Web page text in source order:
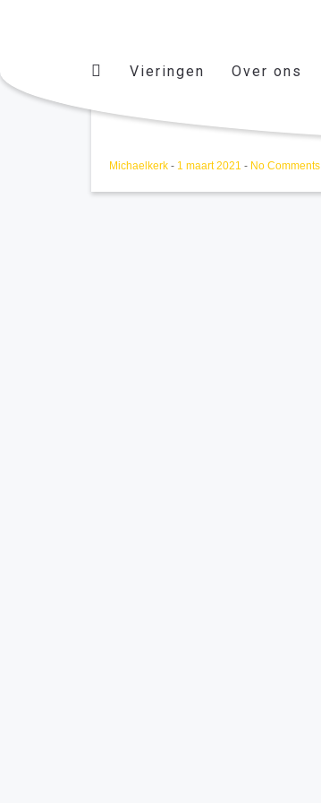
Vieringen Over ons
Michaelkerk - 1 maart 2021 - No Comments